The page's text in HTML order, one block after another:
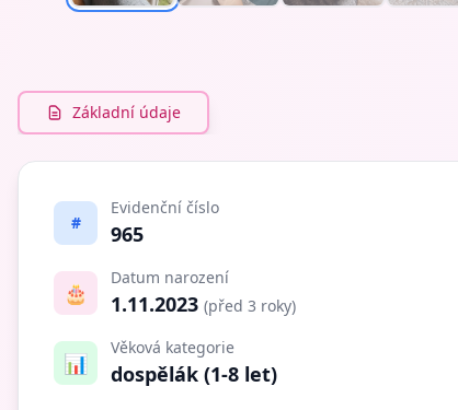
Základní údaje
#
Evidenční číslo
965
🎂
Datum narození
1.11.2023 (před 3 roky)
📊
Věková kategorie
dospělák (1-8 let)